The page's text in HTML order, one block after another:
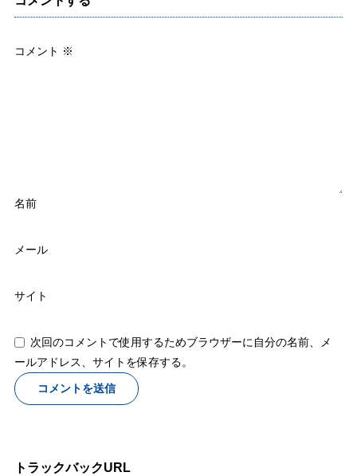
コメント ※
名前
メール
サイト
次回のコメントで使用するためブラウザーに自分の名前、メ
ールアドレス、サイトを保存する。
トラックバックURL